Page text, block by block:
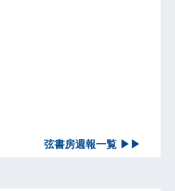
弦書房週報一覧 ▶▶